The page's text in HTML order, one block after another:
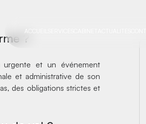
?
et un événement
et administrative de son
des obligations strictes et
ACCUEIL